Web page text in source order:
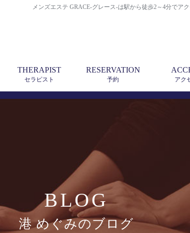
メンズエステ GRACE-グレース-は駅から徒歩2～4分でア
THERAPIST
セラピスト
RESERVATION
予約 アク
BLOG
港 めぐみのブログ